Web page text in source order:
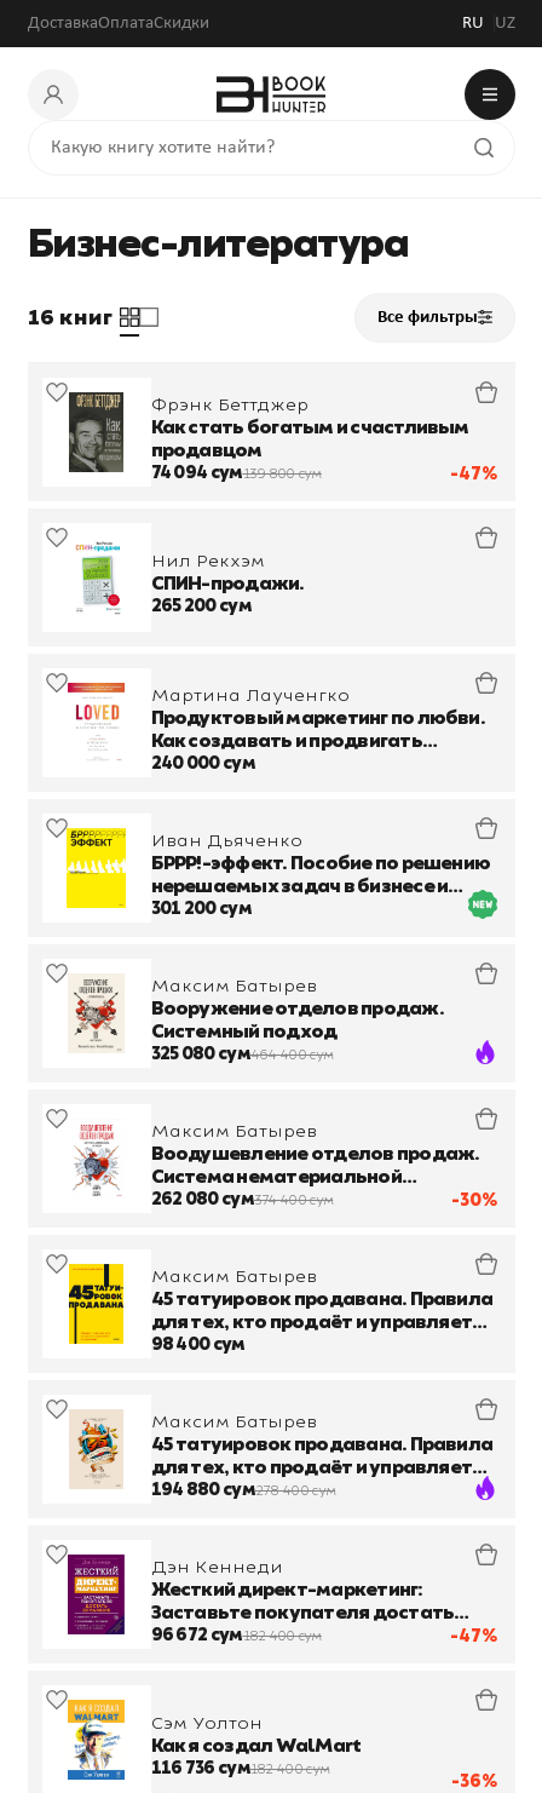
ДоставкаОплатаСкидки RU UZ
Бизнес-литература
16 книг Все фильтры
-47%
Фрэнк Беттджер
Как стать богатым и счастливым
продавцом
74 094 сум139 800 сум
Нил Рекхэм
СПИН-продажи.
265 200 сум
Мартина Лаученгко
Продуктовый маркетинг по любви.
Как создавать и продвигать
продукты-бестселлеры
240 000 сум
Иван Дьяченко
БРРР!-эффект. Пособие по решению
нерешаемых задач в бизнесе и
жизни
301 200 сум
Максим Батырев
Вооружение отделов продаж.
Системный подход
325 080 сум464 400 сум
-30%
Максим Батырев
Воодушевление отделов продаж.
Система нематериальной
мотивации
262 080 сум374 400 сум
Максим Батырев
45 татуировок продавана. Правила
для тех, кто продаёт и управляет
продажами
98 400 сум
Максим Батырев
45 татуировок продавана. Правила
для тех, кто продаёт и управляет
продажами
194 880 сум278 400 сум
-47%
Дэн Кеннеди
Жесткий директ-маркетинг:
Заставьте покупателя достать
бумажник
96 672 сум182 400 сум
-36%
Сэм Уолтон
Как я создал WalMart
116 736 сум182 400 сум